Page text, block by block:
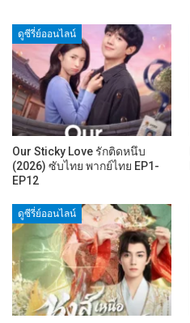
ดูซีรี่ย์ออนไลน์
Our Sticky Love รักติดหนึบ
(2026) ซับไทย พากย์ไทย EP1-
EP12
ดูซีรี่ย์ออนไลน์